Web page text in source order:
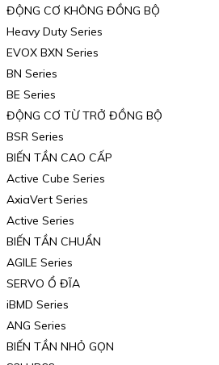
ĐỘNG CƠ KHÔNG ĐỒNG BỘ
Heavy Duty Series
EVOX BXN Series
BN Series
BE Series
ĐỘNG CƠ TỪ TRỞ ĐỒNG BỘ
BSR Series
BIẾN TẦN CAO CẤP
Active Cube Series
AxiaVert Series
Active Series
BIẾN TẦN CHUẨN
AGILE Series
SERVO Ổ ĐĨA
iBMD Series
ANG Series
BIẾN TẦN NHỎ GỌN